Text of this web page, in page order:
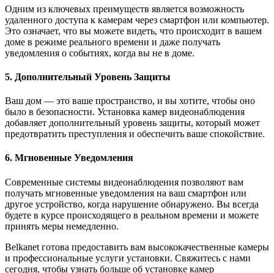
Одним из ключевых преимуществ является возможность
удаленного доступа к камерам через смартфон или компьютер.
Это означает, что вы можете видеть, что происходит в вашем
доме в режиме реального времени и даже получать
уведомления о событиях, когда вы не в доме.
5. Дополнительный Уровень Защиты
Ваш дом — это ваше пространство, и вы хотите, чтобы оно
было в безопасности. Установка камер видеонаблюдения
добавляет дополнительный уровень защиты, который может
предотвратить преступления и обеспечить ваше спокойствие.
6. Мгновенные Уведомления
Современные системы видеонаблюдения позволяют вам
получать мгновенные уведомления на ваш смартфон или
другое устройство, когда нарушение обнаружено. Вы всегда
будете в курсе происходящего в реальном времени и можете
принять меры немедленно.
Belkanet готова предоставить вам высококачественные камеры
и профессиональные услуги установки. Свяжитесь с нами
сегодня, чтобы узнать больше об установке камер